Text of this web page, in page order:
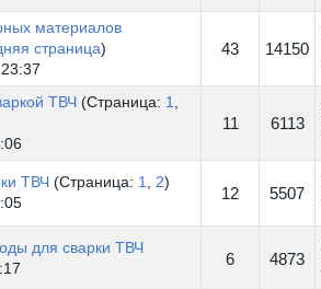
материалов
страница)
43 14150
ТВЧ (Страница: 1
11 6113
ТВЧ (Страница: 1 2)
12 5507
для сварки ТВЧ
6 4873